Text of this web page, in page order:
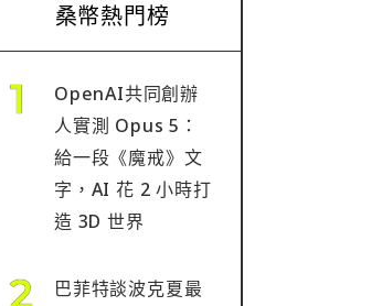
桑幣熱門榜
OpenAI共同創辦
人實測 Opus 5：
給一段《魔戒》文
字，AI 花 2 小時打
造 3D 世界
巴菲特談波克夏最